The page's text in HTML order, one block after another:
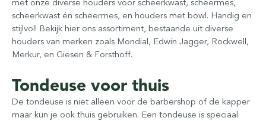
scheerkwast én scheermes, en houders met bowl. Handig en
stijlvol! Bekijk hier ons assortiment, bestaande uit diverse
houders van merken zoals Mondial, Edwin Jagger, Rockwell,
Merkur, en Giesen & Forsthoff.
Tondeuse voor thuis
De tondeuse is niet alleen voor de barbershop of de kapper
maar kun je ook thuis gebruiken. Een tondeuse is speciaal